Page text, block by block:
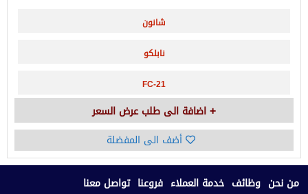
شانون
نابلكو
FC-21
اضافة الى طلب عرض السعر
أضف الى المفضلة
من نحن وظائف خدمة العملاء فروعنا تواصل معنا